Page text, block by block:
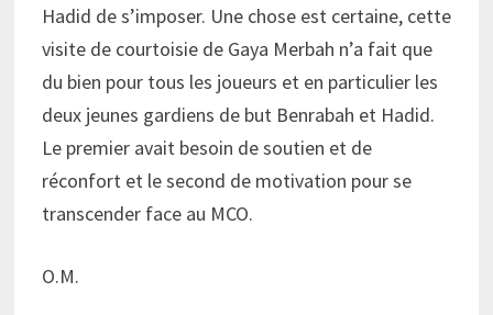
Hadid de s’imposer. Une chose est certaine, cette
visite de courtoisie de Gaya Merbah n’a fait que
du bien pour tous les joueurs et en particulier les
deux jeunes gardiens de but Benrabah et Hadid.
Le premier avait besoin de soutien et de
réconfort et le second de motivation pour se
transcender face au MCO.
O.M.